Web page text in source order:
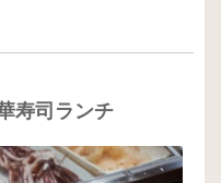
寿司ランチ